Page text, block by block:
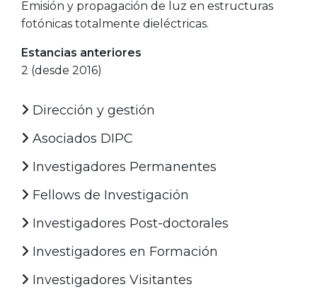
Emisión y propagación de luz en estructuras
fotónicas totalmente dieléctricas.
Estancias anteriores
2 (desde 2016)
Dirección y gestión
Asociados DIPC
Investigadores Permanentes
Fellows de Investigación
Investigadores Post-doctorales
Investigadores en Formación
Investigadores Visitantes